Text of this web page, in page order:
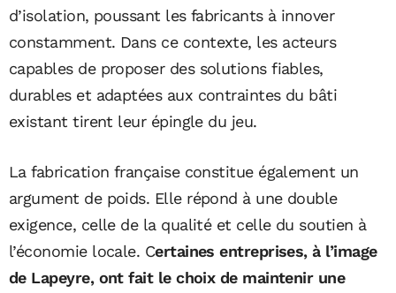
d’isolation, poussant les fabricants à innover
constamment. Dans ce contexte, les acteurs
capables de proposer des solutions fiables,
durables et adaptées aux contraintes du bâti
existant tirent leur épingle du jeu.
La fabrication française constitue également un
argument de poids. Elle répond à une double
exigence, celle de la qualité et celle du soutien à
l’économie locale. Certaines entreprises, à l’image
de Lapeyre, ont fait le choix de maintenir une